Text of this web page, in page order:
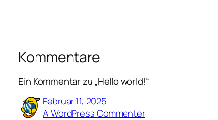
Kommentare
Ein Kommentar zu „Hello world!“
Februar 11, 2025
A WordPress Commenter